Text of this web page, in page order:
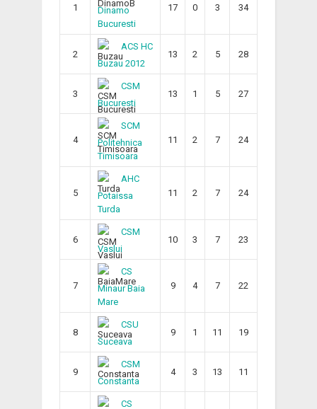
1
Dinamo
Bucuresti
17 0 3 34
2
ACS HC
Buzau 2012
13 2 5 28
3
CSM
Bucuresti
13 1 5 27
4
SCM
Politehnica
Timisoara
11 2 7 24
5
AHC
Potaissa
Turda
11 2 7 24
6
CSM
Vaslui
10 3 7 23
7
CS
Minaur Baia
Mare
9 4 7 22
8
CSU
Suceava
9 1 11 19
9
CSM
Constanta
4 3 13 11
CS